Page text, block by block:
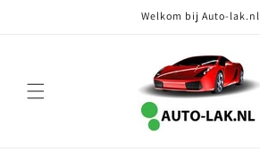
Welkom bij Auto-lak.nl